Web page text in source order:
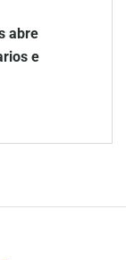
abre
e